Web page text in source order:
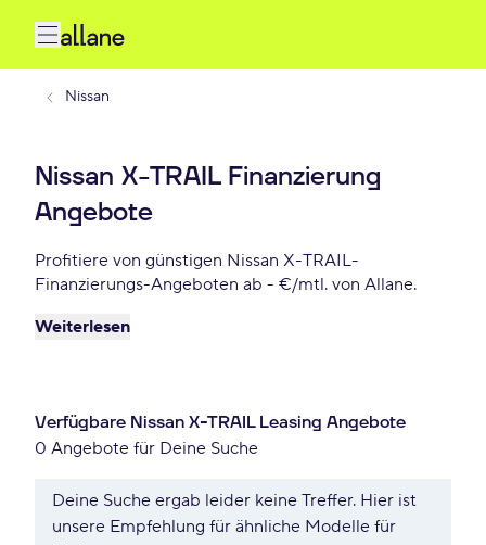
Nissan
Nissan X-TRAIL Finanzierung
Angebote
Profitiere von günstigen Nissan X-TRAIL-
Finanzierungs-Angeboten ab - €/mtl. von Allane.
Weiterlesen
Verfügbare Nissan X-TRAIL Leasing Angebote
0 Angebote für Deine Suche
Deine Suche ergab leider keine Treffer. Hier ist
unsere Empfehlung für ähnliche Modelle für